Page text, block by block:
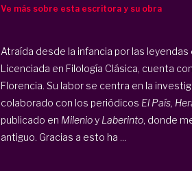
Ve más sobre esta escritora y su obra
Atraída desde la infancia por las
Licenciada en Filología Clásica, cuenta
Florencia. Su labor se centra en la
colaborado con los periódicos El País,
publicado en MilenioyLaberinto, donde
antiguo. Gracias a esto ha ...